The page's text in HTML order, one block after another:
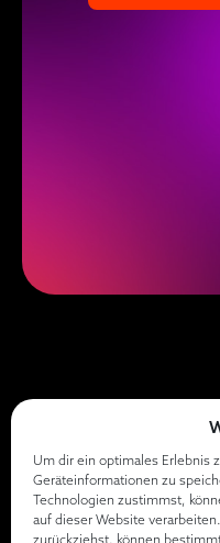
Um dir ein optimales Erlebnis
Geräteinformationen zu
Technologien zustimmst,
auf dieser Website
zurückziehst, können